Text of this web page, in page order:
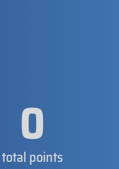
0
total points